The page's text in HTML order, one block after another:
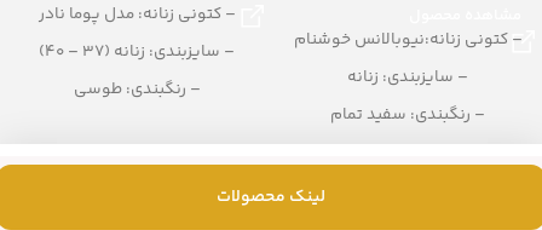
– کتونی زنانه:نیوبالانس خوشنام
– سایزبندی: زنانه
– رنگبندی: سفید تمام
– تعداد در کارتن:10 زوج
– کتونی زنانه: مدل پوما نادر
– سایزبندی: زنانه (37 – 40)
– رنگبندی: طوسی
لینک محصولات